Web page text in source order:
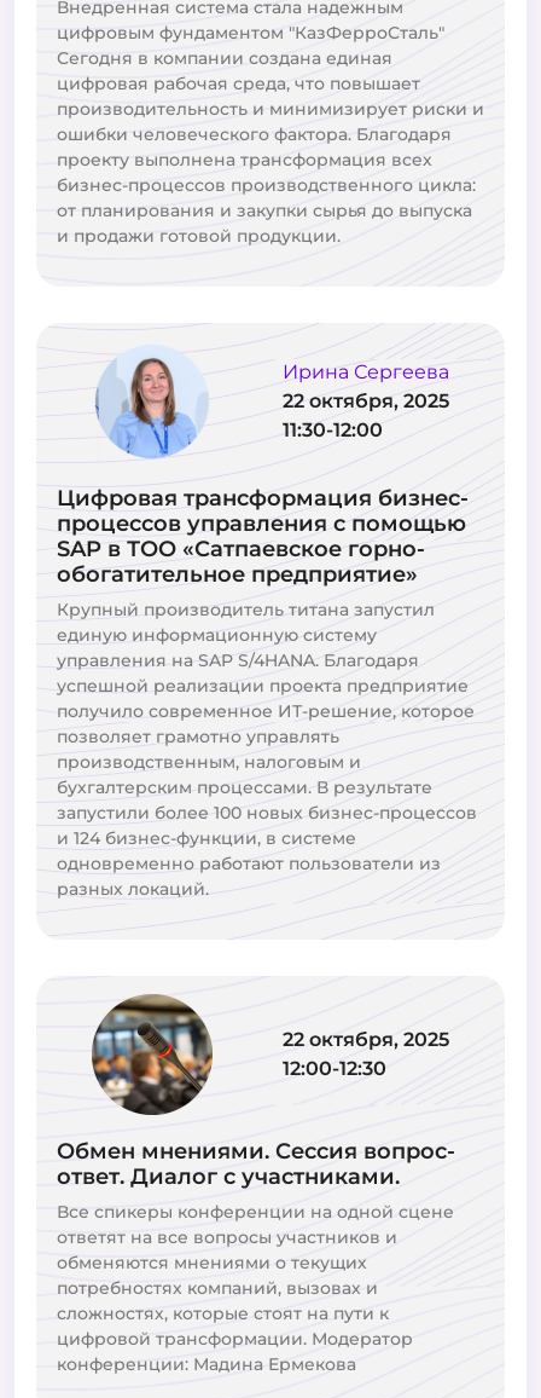
Внедренная система стала надежным
цифровым фундаментом "КазФерроСталь"
Сегодня в компании создана единая
цифровая рабочая среда, что повышает
производительность и минимизирует риски и
ошибки человеческого фактора. Благодаря
проекту выполнена трансформация всех
бизнес-процессов производственного цикла:
от планирования и закупки сырья до выпуска
и продажи готовой продукции.
Ирина Сергеева
22 октября, 2025
11:30-12:00
Цифровая трансформация бизнес-
процессов управления с помощью
SAP в ТОО «Сатпаевское горно-
обогатительное предприятие»
Крупный производитель титана запустил
единую информационную систему
управления на SAP S/4HANA. Благодаря
успешной реализации проекта предприятие
получило современное ИТ-решение, которое
позволяет грамотно управлять
производственным, налоговым и
бухгалтерским процессами. В результате
запустили более 100 новых бизнес-процессов
и 124 бизнес-функции, в системе
одновременно работают пользователи из
разных локаций.
22 октября, 2025
12:00-12:30
Обмен мнениями. Сессия вопрос-
ответ. Диалог с участниками.
Все спикеры конференции на одной сцене
ответят на все вопросы участников и
обменяются мнениями о текущих
потребностях компаний, вызовах и
сложностях, которые стоят на пути к
цифровой трансформации. Модератор
конференции: Мадина Ермекова